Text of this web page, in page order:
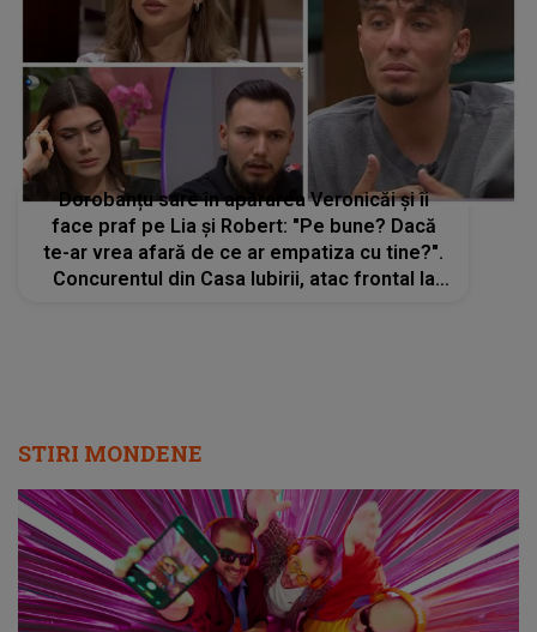
Dorobanțu sare în apărarea Veronicăi și îi
face praf pe Lia și Robert: "Pe bune? Dacă
te-ar vrea afară de ce ar empatiza cu tine?".
Concurentul din Casa Iubirii, atac frontal la
STIRI MONDENE